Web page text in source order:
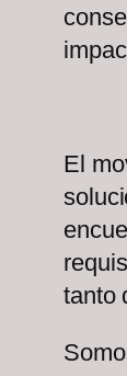
El
tanto